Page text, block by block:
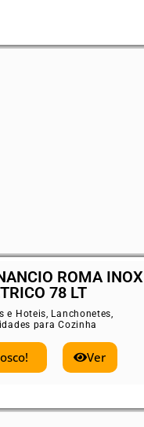
ROMA INOX
78 LT
e Hoteis, Lanchonetes,
para Cozinha
Ver